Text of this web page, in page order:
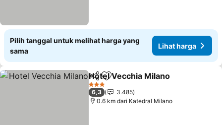
Pilih tanggal untuk melihat harga yang
sama
Lihat harga
BagikanTambahkan ke favorit
Hotel Vecchia Milano
3 Bintang
6,3
3.485
0.6 km dari Katedral Milano